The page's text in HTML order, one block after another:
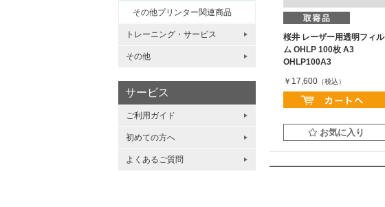
桜井 レーザー用透明フィル
ム OHLP 100枚 A3
OHLP100A3
￥17,600 （税込）
お気に入り
その他プリンター関連商品
トレーニング・サービス
その他
サービス
ご利用ガイド
初めての方へ
よくあるご質問